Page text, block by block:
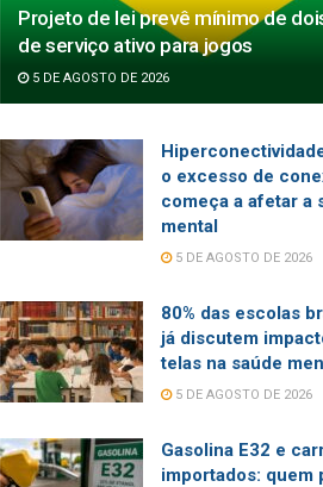
Projeto de lei prevê mínimo de
de serviço ativo para jogos
5 DE AGOSTO DE 2026
o excesso de
começa a afetar a
mental
5 DE AGOSTO DE 2026
80% das escolas
já discutem
telas na saúde
5 DE AGOSTO DE 2026
Gasolina E32 e
importados: quem